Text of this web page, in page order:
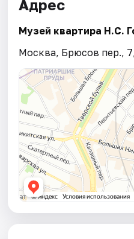
Адрес
Музей квартира Н.С.
Москва, Брюсов пер.,